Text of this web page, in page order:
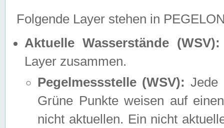
Folgende Layer stehen in
Aktuelle Wasserstände (WSV):
Layer zusammen.
Pegelmessstelle (WSV): Jede
Grüne Punkte weisen auf
nicht aktuellen. Ein nicht